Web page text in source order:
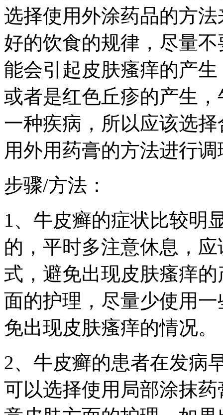
选择使用外涂药品的方
好的饮食的规律，尽量
能会引起皮肤瘙痒的产
或者是红色丘疹的产生
一种疾病，所以应该选
用外用药膏的方法进行调
步骤/方法：
1、牛皮癣的症状比较明
的，平时多注意休息，
式，避免出现皮肤瘙痒
面的护理，尽量少使用
免出现皮肤瘙痒的情况。
2、牛皮癣的患者在发病
可以选择使用局部涂抹